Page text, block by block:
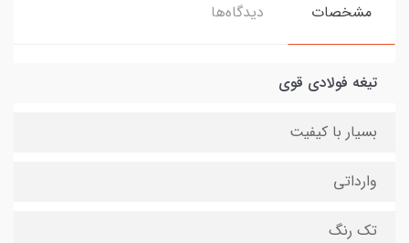
مشخصات دیدگاه‌ها
تیغه فولادی قوی
بسیار با کیفیت
وارداتی
تک رنگ